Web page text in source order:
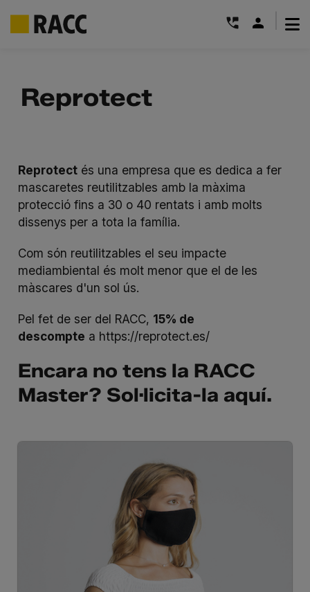
contentReprotect
Reprotectés una empresa que es dedica a fer
mascaretes reutilitzables amb la màxima
protecció fins a 30 o 40 rentats i amb molts
dissenys per a tota la família.
Com són reutilitzables el seu impacte
mediambiental és molt menor que el de les
màscares d'un sol ús.
Pel fet de ser del RACC, 15% de
descompte a https://reprotect.es/
Encara no tens la RACC
Master? Sol·licita-la aquí.